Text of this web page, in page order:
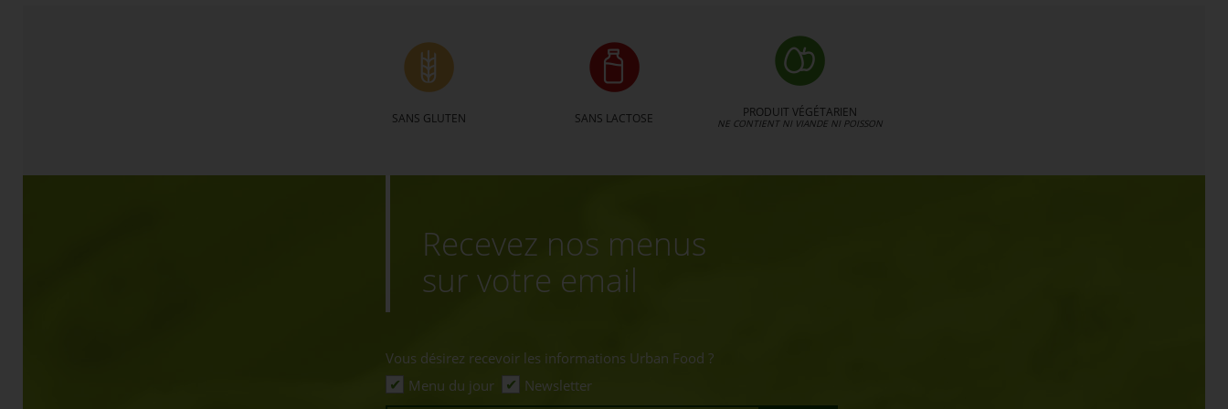
SANS GLUTEN SANS LACTOSE PRODUIT VÉGÉTARIEN
NE CONTIENT NI VIANDE NI POISSON
Recevez nos menus
sur votre email
Vous désirez recevoir les informations Urban Food ?
Menu du jour
Newsletter